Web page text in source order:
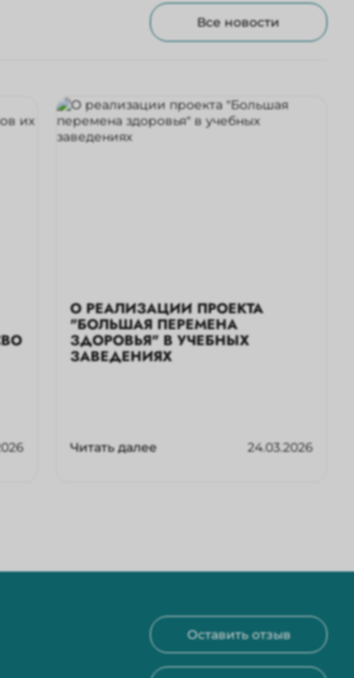
Все новости
О РЕАЛИЗАЦИИ ПРОЕКТА
"БОЛЬШАЯ ПЕРЕМЕНА
ЗДОРОВЬЯ" В УЧЕБНЫХ
ЗАВЕДЕНИЯХ
Читать далее 24.03.2026
Оставить отзыв